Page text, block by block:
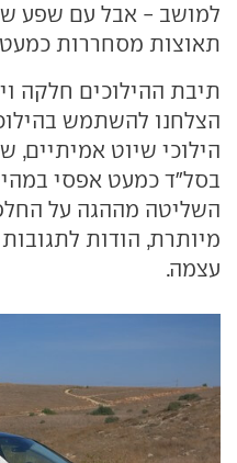
למושב - אבל עם שפע
תאוצות מסחררות
תיבת ההילוכים חלקה
הצלחנו להשתמש
הילוכי שיוט אמיתיים,
בסל"ד כמעט אפסי
השליטה מההגה על
מיותרת, הודות
עצמה.